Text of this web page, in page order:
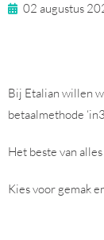
02 augustus
Bij Etalian willen
betaalmethode
Het beste van
Kies voor gemak